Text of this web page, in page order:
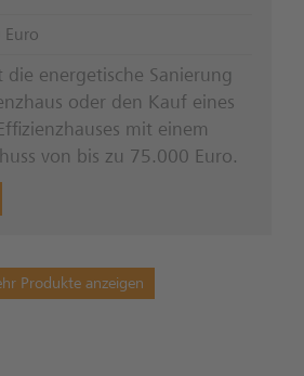
Euro
energetische Sanierung
oder den Kauf eines
mit einem
von bis zu 75.000 Euro.
Produkte anzeigen